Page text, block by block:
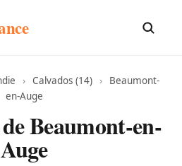
› Calvados (14) ›
Beaumont-
en-Auge
Beaumont-en-
Auge